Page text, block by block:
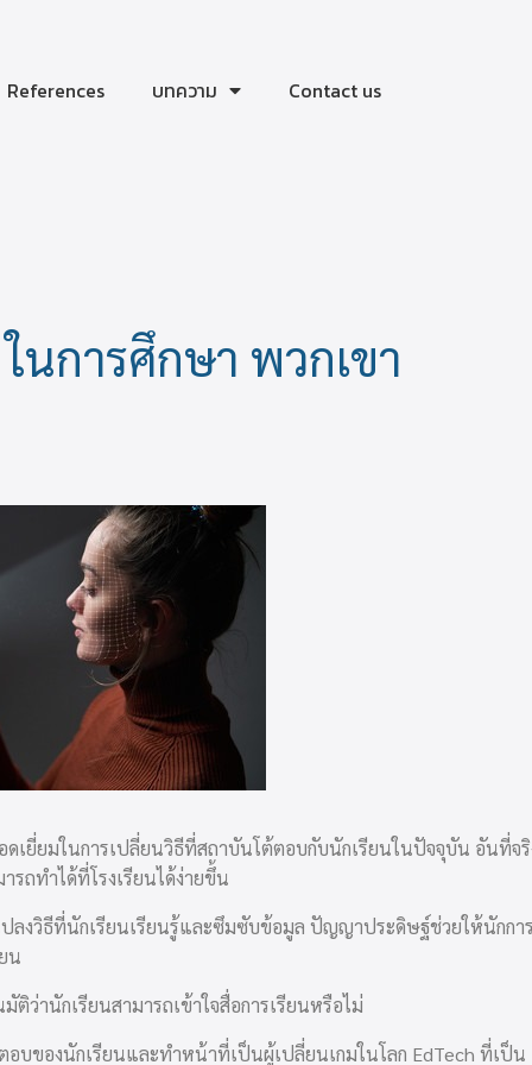
References บทความ Contact us
การศึกษา พวกเขา
เยี่ยมในการเปลี่ยนวิธีที่สถาบันโต้ตอบกับนักเรียนในปัจจุบัน อันที่จ
รถทำได้ที่โรงเรียนได้ง่ายขึ้น
ลงวิธีที่นักเรียนเรียนรู้และซึมซับข้อมูล ปัญญาประดิษฐ์ช่วยให้นักกา
น
ว่านักเรียนสามารถเข้าใจสื่อการเรียนหรือไม่
บของนักเรียนและทำหน้าที่เป็นผู้เปลี่ยนเกมในโลก EdTech ที่เป็น